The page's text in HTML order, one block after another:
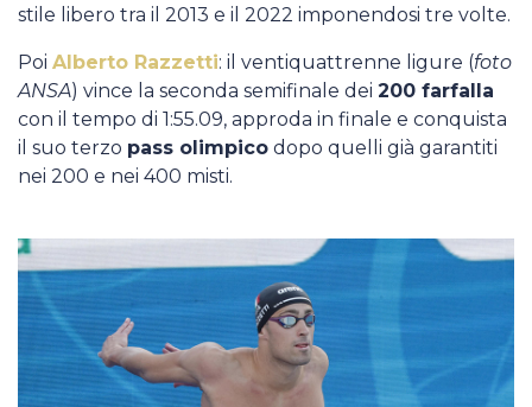
stile libero tra il 2013 e il 2022 imponendosi tre volte.
Poi Alberto Razzetti: il ventiquattrenne ligure (foto
ANSA) vince la seconda semifinale dei 200 farfalla
con il tempo di 1:55.09, approda in finale e conquista
il suo terzo pass olimpico dopo quelli già garantiti
nei 200 e nei 400 misti.